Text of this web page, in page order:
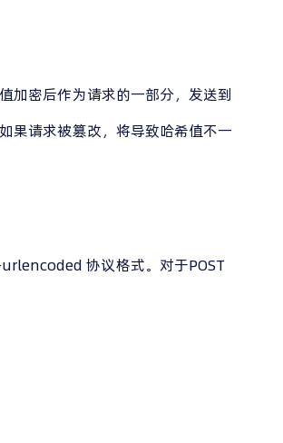
加密后作为请求的一部分，发送到
果请求被篡改，将导致哈希值不一
协议格式。对于POST